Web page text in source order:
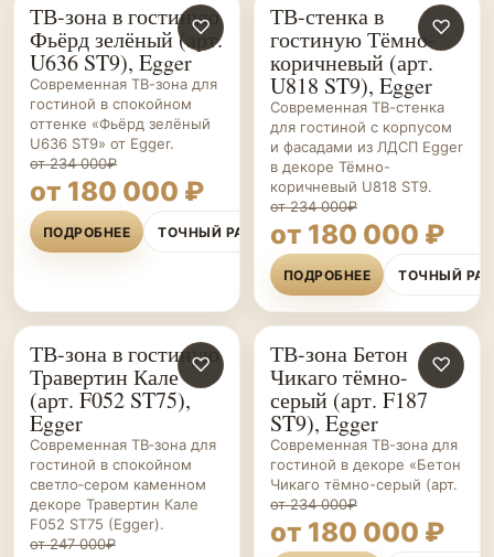
ГОСТИНЫЕ НА ЗАКАЗ
♡
ТВ-зона в гостиную
Фьёрд зелёный (арт.
U636 ST9), Egger
Современная ТВ-зона для
гостиной в спокойном
оттенке «Фьёрд зелёный
U636 ST9» от Egger.
от 234 000₽
от 180 000 ₽
ПОДРОБНЕЕ ТОЧНЫЙ РАСЧЁТ
ГОСТИНЫЕ НА ЗАКАЗ
♡
ТВ-стенка в
гостиную Тёмно-
коричневый (арт.
U818 ST9), Egger
Современная ТВ-стенка
для гостиной с корпусом
и фасадами из ЛДСП Egger
в декоре Тёмно-
коричневый U818 ST9.
от 234 000₽
от 180 000 ₽
ПОДРОБНЕЕ ТОЧНЫЙ
ГОСТИНЫЕ НА ЗАКАЗ
♡
ТВ-зона в гостиную
Травертин Кале
(арт. F052 ST75),
Egger
Современная ТВ‑зона для
гостиной в спокойном
светло‑сером каменном
декоре Травертин Кале
F052 ST75 (Egger).
от 247 000₽
ГОСТИНЫЕ НА ЗАКАЗ
♡
ТВ-зона Бетон
Чикаго тёмно-
серый (арт. F187
ST9), Egger
Современная ТВ-зона для
гостиной в декоре «Бетон
Чикаго тёмно-серый (арт.
от 234 000₽
от 180 000 ₽